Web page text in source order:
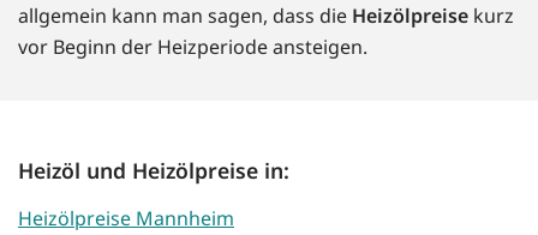
allgemein kann man sagen, dass die Heizölpreise kurz
vor Beginn der Heizperiode ansteigen.
Heizöl und Heizölpreise in:
Heizölpreise Mannheim